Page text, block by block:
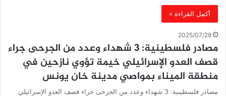
أكمل القراءة »
2025/07/28
مصادر فلسطينية: 3 شهداء وعدد من الجرحى جراء
قصف العدو الإسرائيلي خيمة تؤوي نازحين في
منطقة الميناء بمواصي مدينة خان يونس
مصادر فلسطينية: 3 شهداء وعدد من الجرحى جراء قصف العدو الإسرائيلي